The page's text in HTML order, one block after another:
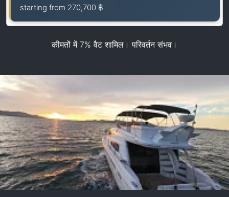
starting from 270,700 ฿
कीमतों में 7% वैट शामिल। परिवर्तन संभव।